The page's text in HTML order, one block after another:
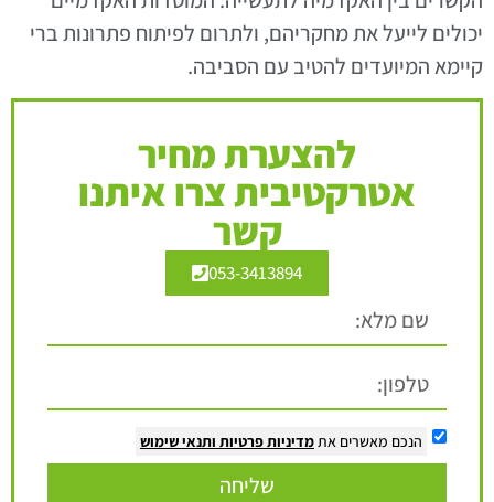
יכולים לייעל את מחקריהם, ולתרום לפיתוח פתרונות ברי
קיימא המיועדים להטיב עם הסביבה.
להצערת מחיר
אטרקטיבית צרו איתנו
קשר
053-3413894
הנכם מאשרים אתמדיניות פרטיות ותנאי שימוש
שליחה